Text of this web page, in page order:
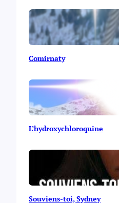
Comirnaty
L’hydroxychloroquine
Souviens-toi, Sydney